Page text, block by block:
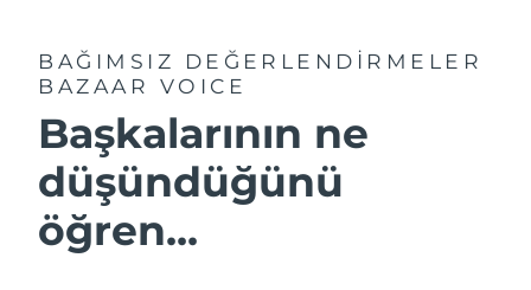
BAĞIMSIZ DEĞERLENDİRMELER
BAZAAR VOICE
Başkalarının ne
düşündüğünü
öğren...